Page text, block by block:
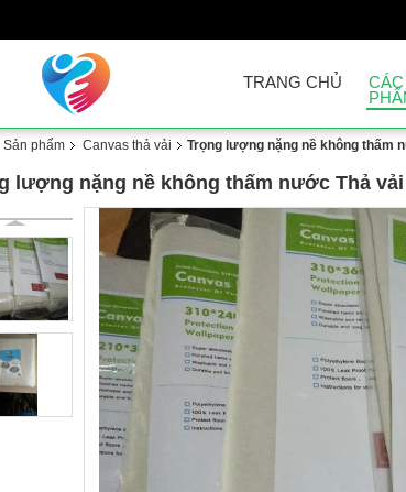
TRANG CHỦ
Sản phẩm Canvas thả vải Trọng lượng nặng nề không thấm
lượng nặng nề không thấm nước Thả